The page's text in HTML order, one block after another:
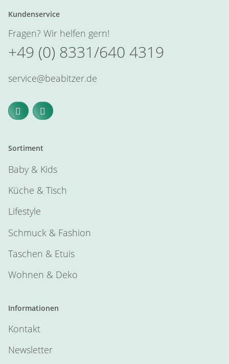
Kundenservice
Fragen? Wir helfen gern!
+49 (0) 8331/640 4319
service@beabitzer.de
Sortiment
Baby & Kids
Küche & Tisch
Lifestyle
Schmuck & Fashion
Taschen & Etuis
Wohnen & Deko
Informationen
Kontakt
Newsletter